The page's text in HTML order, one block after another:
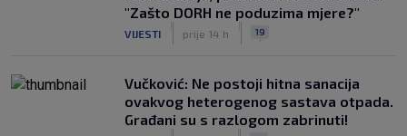
"Zašto DORH ne poduzima mjere?"
VIJESTI prije 14 h 19
Vučković: Ne postoji hitna sanacija
ovakvog heterogenog sastava otpada.
Građani su s razlogom zabrinuti!